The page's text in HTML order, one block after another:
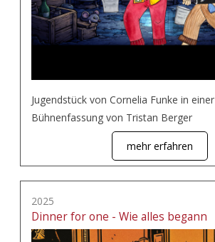
Jugendstück von Cornelia Funke in einer
Bühnenfassung von Tristan Berger
mehr erfahren
2025
Dinner for one - Wie alles begann